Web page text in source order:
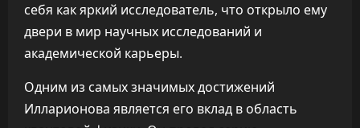
себя как яркий исследователь, что открыло ему
двери в мир научных исследований и
академической карьеры.
Одним из самых значимых достижений
Илларионова является его вклад в область